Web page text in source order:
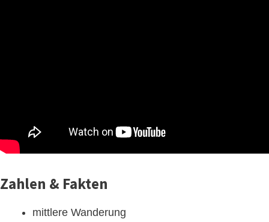
Zahlen & Fakten
mittlere Wanderung